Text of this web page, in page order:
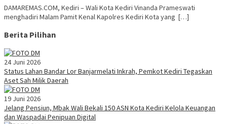
DAMAREMAS.COM, Kediri – Wali Kota Kediri Vinanda Prameswati
menghadiri Malam Pamit Kenal Kapolres Kediri Kota yang […]
Berita Pilihan
24 Juni 2026
Status Lahan Bandar Lor Banjarmelati Inkrah, Pemkot Kediri Tegaskan
Aset Sah Milik Daerah
19 Juni 2026
Jelang Pensiun, Mbak Wali Bekali 150 ASN Kota Kediri Kelola Keuangan
dan Waspadai Penipuan Digital